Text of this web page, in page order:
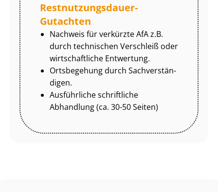
Rest­nut­zungs­dau­er-
Gutachten
Nachweis für verkürzte AfA z.B.
durch technischen Verschleiß oder
wirtschaftliche Entwertung.
Ortsbegehung durch Sach­ver­stän­
di­gen.
Ausführliche schriftliche
Abhandlung (ca. 30-50 Seiten)